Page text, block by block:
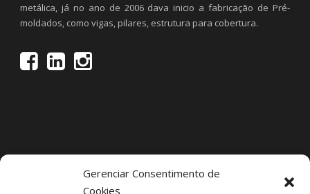
Gerenciar Consentimento de
Cookies
metálica, já no ano de 2006 dava inicio a fabricação de Pré-
moldados, como vigas, pilares, estrutura para cobertura.